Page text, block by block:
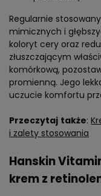
Regularnie
mimicznych i
koloryt cery oraz
złuszczającym
komórkową,
promienną. Jego
uczucie komfortu
Przeczytaj także:
i zalety stosowania
Hanskin
krem z